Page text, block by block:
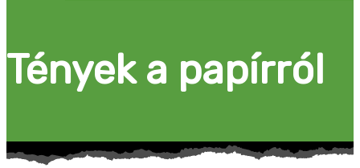
Tények a papírról